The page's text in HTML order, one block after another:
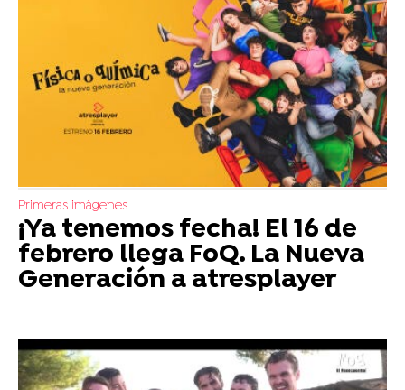
Primeras imágenes
¡Ya tenemos fecha! El 16 de
febrero llega FoQ. La Nueva
Generación a atresplayer